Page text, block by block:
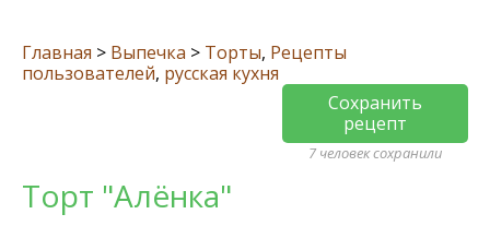
Главная > Выпечка > Торты, Рецепты
пользователей, русская кухня
Сохранить
рецепт
7 человек сохранили
Торт "Алёнка"